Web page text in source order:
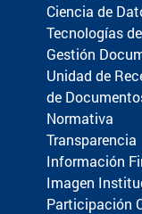
Ciencia de
Tecnologías
Gestión
Unidad de
de
Normativa
Transparencia
Información
Imagen
Participación